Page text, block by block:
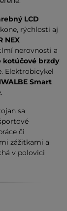
LCD
rýchlosti aj
NEX
nerovnosti a
kotúčové brzdy
Elektrobicykel
Smart
sa
či
zážitkami a
v polovici